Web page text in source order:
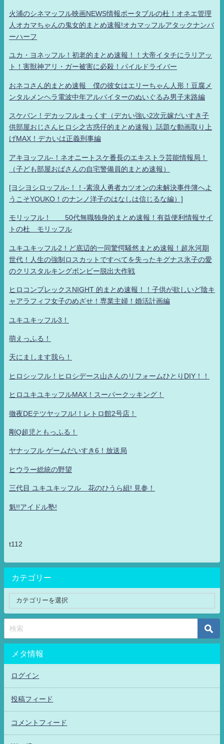
火浦のシネマッフル映画NEWS情報ポータブルの杜！オネエ管理
人オカマちゃんの鬼女的まとめ速報!オカマッフルアタックナンバ
ーハーフ
ユカ・ヨネッフル！初老的まとめ速報！！大帝イタチにラリアッ
ト！害獣神アリ・ガー被害に必殺！パイルドライバー
おネコさん的まとめ速報 僕の彼女はエリーちゃん人形！豆腐メ
ンタルメンヘラ電波中年アルバイターのぬいぐるみ男子末路編
スケバン！デカッフルまっくす（デカい強い2次元嫁だいすき子
供部屋おじさんヒロシ之古惑仔的まとめ速報）話題な動画取り上
げMAX！デカいは正義刑事編
アキヨッフル-！ネオニートスケ番長のエキストラ芸能情報局！
（子ども部屋おばさんの自宅警備員的まとめ速報）
[ヨシヨシロッフル-！！-素浪人勇者カツオンの未解決事件簿へよ
うこそYOUKO！のナンノ洋子のはなしは信じるな編）]
モリッフル！ 50代無職独身的まとめ速報！有益便利情報サイ
トの杜 モリッフル
ユキユキッフル2！ど底辺的一同驚愕騒然まとめ速報！超氷河期
世代！人生の強制ロスカットですべてを失ったキグナス氷子の愛
のクリスタルキングボンビー脱出大作戦
ヒロコンプレックスNIGHT 的まとめ速報！！子供が欲しいど陰キ
ャアラフィフ女子のめざせ！専業主婦！婚活計画編
ユキユキッフル3！
萌えっふる！
天にまします我ら！
ヒロシッフル！ヒロシデース山さんのリフォームひとりDIY！！
ヒロユキユキッフルMAX！スーパークッキング！
徹夜DEテツヤッフル!！レトロ館2号店！
剛Q超児ともっふる！
ヤナッフル ゲームだいすき6！放送局
ヒウラー総統の野望
三代目 ユキユキッフル 花のひうら組! 見参！
魁!!アイドル塾!
t112
カテゴリー
メタ情報
ログイン
投稿フィード
コメントフィード